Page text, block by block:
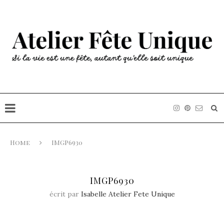
Home IMGP6930
IMGP6930
écrit par Isabelle Atelier Fete Unique